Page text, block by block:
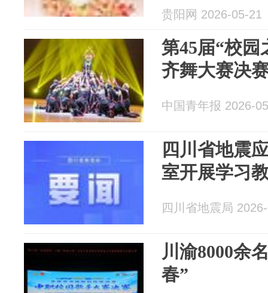
贵阳网 2026-05-21
第45届“校园
齐舞大赛决
中国青年报 2026-
四川省地震
室开展学习
四川省地震局
川渝8000余
春”